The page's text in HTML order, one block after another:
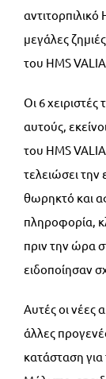
μεγάλες
του HMS
Οι 6
αυτούς,
του HMS
τελειώσει
θωρηκτό και
πληροφορία,
πριν την ώρα
ειδοποίησαν
Αυτές οι νέες
άλλες
κατάσταση